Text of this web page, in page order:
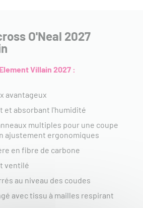
O'Neal 2027
Villain 2027 :
avantageux
et absorbant l'humidité
multiples pour une coupe
ajustement ergonomiques
en fibre de carbone
ventilé
au niveau des coudes
avec tissu à mailles respirant